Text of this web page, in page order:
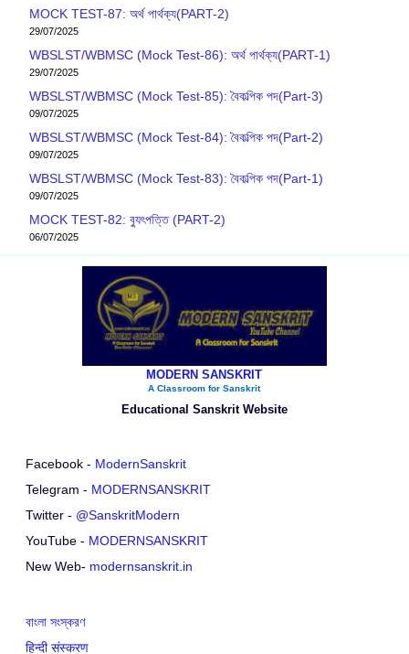
MOCK TEST-87: অর্থ পার্থক্য(PART-2)
29/07/2025
WBSLST/WBMSC (Mock Test-86): অর্থ পার্থক্য(PART-1)
29/07/2025
WBSLST/WBMSC (Mock Test-85): বৈকল্পিক পদ(Part-3)
09/07/2025
WBSLST/WBMSC (Mock Test-84): বৈকল্পিক পদ(Part-2)
09/07/2025
WBSLST/WBMSC (Mock Test-83): বৈকল্পিক পদ(Part-1)
09/07/2025
MOCK TEST-82: ব‍্যুৎপত্তি (PART-2)
06/07/2025
MODERN SANSKRIT
A Classroom for Sanskrit
Educational Sanskrit Website
Facebook - ModernSanskrit
Telegram - MODERNSANSKRIT
Twitter - @SanskritModern
YouTube - MODERNSANSKRIT
New Web- modernsanskrit.in
বাংলা সংস্করণ
हिन्दी संस्करण